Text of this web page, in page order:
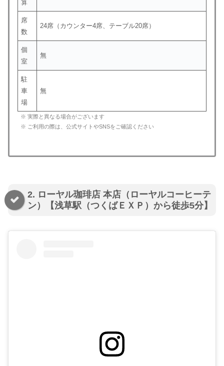
算
席
数
24席（カウンター4席、テーブル20席）
個
室
無
駐
車
場
無
※ 実際と異なる場合がございます
※ ご利用の際は、公式サイトやSNSをご確認ください
2. ローヤル珈琲店 本店（ローヤルコーヒーテ
ン）【浅草駅（つくばＥＸＰ）から徒歩5分】